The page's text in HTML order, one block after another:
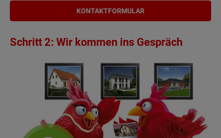
KONTAKTFORMULAR
Schritt 2: Wir kommen ins Gespräch